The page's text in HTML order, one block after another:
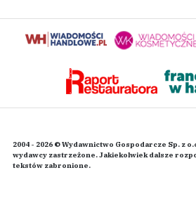
2004 - 2026 © Wydawnictwo Gospodarcze Sp. z
wydawcy zastrzeżone. Jakiekolwiek dalsze
tekstów zabronione.